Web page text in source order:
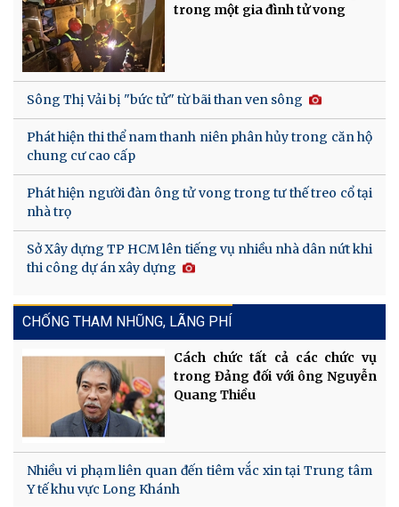
trong một gia đình tử vong
Sông Thị Vải bị "bức tử" từ bãi than ven sông
Phát hiện thi thể nam thanh niên phân hủy trong căn hộ
chung cư cao cấp
Phát hiện người đàn ông tử vong trong tư thế treo cổ tại
nhà trọ
Sở Xây dựng TP HCM lên tiếng vụ nhiều nhà dân nứt khi
thi công dự án xây dựng
CHỐNG THAM NHŨNG, LÃNG PHÍ
Cách chức tất cả các chức vụ
trong Đảng đối với ông Nguyễn
Quang Thiều
Nhiều vi phạm liên quan đến tiêm vắc xin tại Trung tâm
Y tế khu vực Long Khánh